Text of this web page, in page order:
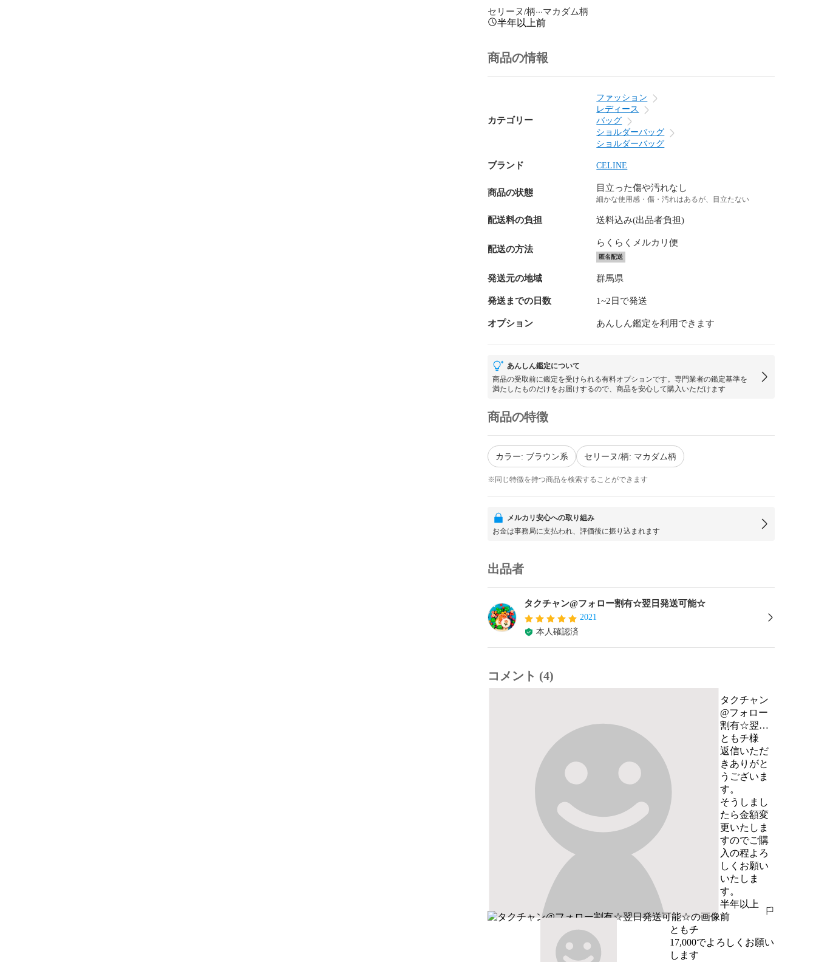
セリーヌ/柄···マカダム柄
半年以上前
商品の情報
カテゴリー
ファッション
レディース
バッグ
ショルダーバッグ
ショルダーバッグ
ブランド CELINE
商品の状態 目立った傷や汚れなし
細かな使用感・傷・汚れはあるが、目立たない
配送料の負担 送料込み(出品者負担)
配送の方法
らくらくメルカリ便
匿名配送
発送元の地域 群馬県
発送までの日数 1~2日で発送
オプション あんしん鑑定を利用できます
あんしん鑑定について
商品の受取前に鑑定を受けられる有料オプションです。専門業者の鑑定基準を
満たしたものだけをお届けするので、商品を安心して購入いただけます
商品の特徴
カラー: ブラウン系 セリーヌ/柄: マカダム柄
※同じ特徴を持つ商品を検索することができます
メルカリ安心への取り組み
お金は事務局に支払われ、評価後に振り込まれます
出品者
タクチャン@フォロー割有☆翌日発送可能☆
2021
本人確認済
コメント (4)
タクチャン
@フォロー
割有☆翌日
発送可能☆
ともチ様
返信いただ
きありがと
うございま
す。
そうしまし
たら金額変
更いたしま
すのでご購
入の程よろ
しくお願い
いたしま
す。
半年以上
前
報告する
ともチ
17,000でよろしくお願い
します